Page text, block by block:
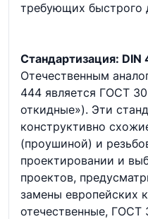
требующих быстрого
Стандартизация:
Отечественным
444 является ГОСТ
откидные»). Эти
конструктивно
(проушиной) и
проектировании и
проектов,
замены европейских
отечественные,